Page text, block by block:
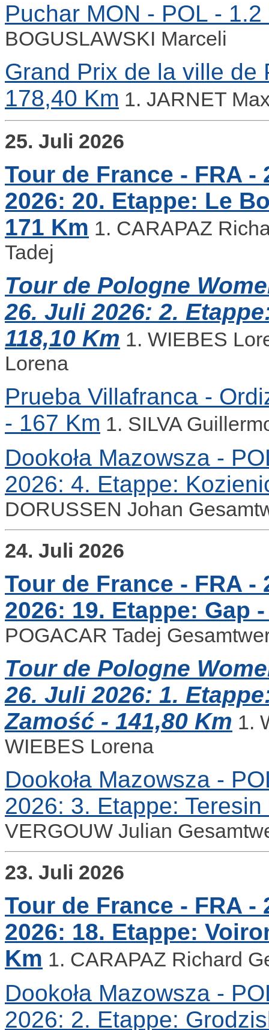
Puchar MON - POL -
BOGUSLAWSKI Marceli
Grand Prix de la ville de
178,40 Km 1. JARNET
25. Juli 2026
Tour de France - FRA -
2026: 20. Etappe: Le
171 Km 1. CARAPAZ
Tadej
Tour de Pologne
26. Juli 2026: 2.
118,10 Km 1. WIEBES
Lorena
Prueba Villafranca -
- 167 Km 1. SILVA
Dookoła Mazowsza -
2026: 4. Etappe:
DORUSSEN Johan
24. Juli 2026
Tour de France - FRA -
2026: 19. Etappe: Gap
POGACAR Tadej
Tour de Pologne
26. Juli 2026: 1.
Zamość - 141,80 Km 1.
WIEBES Lorena
Dookoła Mazowsza -
2026: 3. Etappe:
VERGOUW Julian
23. Juli 2026
Tour de France - FRA -
2026: 18. Etappe:
Km 1. CARAPAZ Richard
Dookoła Mazowsza -
2026: 2. Etappe: